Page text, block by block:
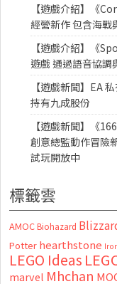
【遊戲介紹】《
經營新作 包含海戰
【遊戲介紹】《
遊戲 通過語音協調
【遊戲新聞】EA
持有九成股份
【遊戲新聞】《
創意總監動作冒險
試玩開放中
標籤雲
AMOC Biohazard
Potter hearthstone
LEGO Ideas
marvel Mhchan